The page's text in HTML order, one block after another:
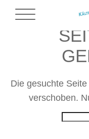
Die gesuchte
verschoben.